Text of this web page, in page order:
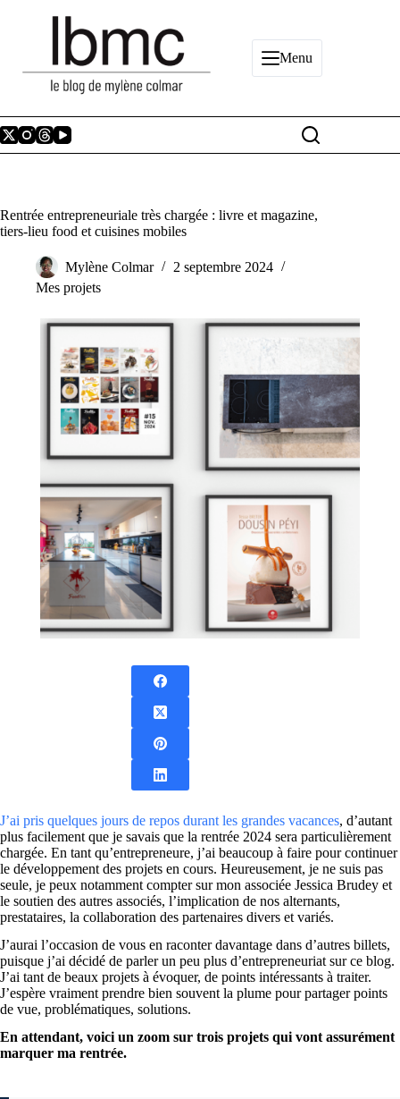
Menu
Rentrée entrepreneuriale très chargée : livre et magazine,
tiers-lieu food et cuisines mobiles
Mylène Colmar
2 septembre 2024
Mes projets
J’ai pris quelques jours de repos durant les grandes vacances, d’autant
plus facilement que je savais que la rentrée 2024 sera particulièrement
chargée. En tant qu’entrepreneure, j’ai beaucoup à faire pour continuer
le développement des projets en cours. Heureusement, je ne suis pas
seule, je peux notamment compter sur mon associée Jessica Brudey et
le soutien des autres associés, l’implication de nos alternants,
prestataires, la collaboration des partenaires divers et variés.
J’aurai l’occasion de vous en raconter davantage dans d’autres billets,
puisque j’ai décidé de parler un peu plus d’entrepreneuriat sur ce blog.
J’ai tant de beaux projets à évoquer, de points intéressants à traiter.
J’espère vraiment prendre bien souvent la plume pour partager points
de vue, problématiques, solutions.
En attendant, voici un zoom sur trois projets qui vont assurément
marquer ma rentrée.